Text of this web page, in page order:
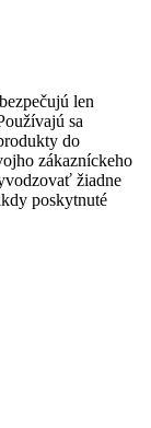
len
sa
do
zákazníckeho
žiadne
poskytnuté